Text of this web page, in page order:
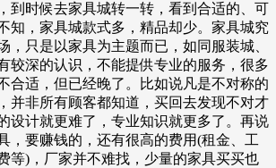
到时候去家具城转一转，看到合适的、可
知，家具城款式多，精品却少。家具城究
，只是以家具为主题而已，如同服装城、
较深的认识，不能提供专业的服务，很多
合适，但已经晚了。比如说凡是不对称的
并非所有顾客都知道，买回去发现不对才
设计就更难了，专业知识就更多了。再说
，要赚钱的，还有很高的费用(租金、工
等)，厂家并不难找，少量的家具买买也